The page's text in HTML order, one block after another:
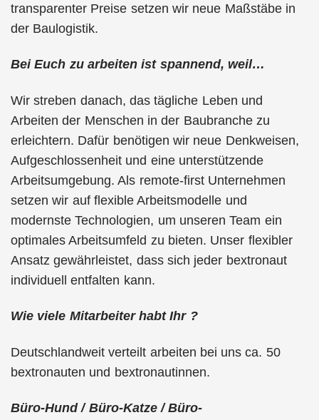
transparenter Preise setzen wir neue Maßstäbe in
der Baulogistik.
Bei Euch zu arbeiten ist spannend, weil…
Wir streben danach, das tägliche Leben und
Arbeiten der Menschen in der Baubranche zu
erleichtern. Dafür benötigen wir neue Denkweisen,
Aufgeschlossenheit und eine unterstützende
Arbeitsumgebung. Als remote-first Unternehmen
setzen wir auf flexible Arbeitsmodelle und
modernste Technologien, um unseren Team ein
optimales Arbeitsumfeld zu bieten. Unser flexibler
Ansatz gewährleistet, dass sich jeder bextronaut
individuell entfalten kann.
Wie viele Mitarbeiter habt Ihr ?
Deutschlandweit verteilt arbeiten bei uns ca. 50
bextronauten und bextronautinnen.
Büro-Hund / Büro-Katze / Büro-